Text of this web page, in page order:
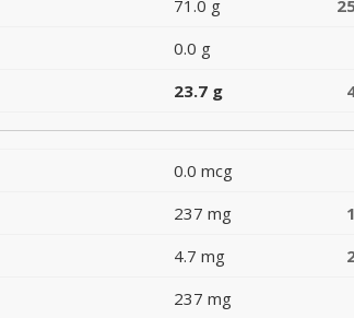
71.0 g
0.0 g
23.7 g
0.0 mcg
237 mg
4.7 mg
237 mg